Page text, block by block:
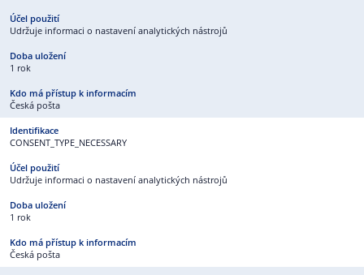
Udržuje informaci o nastavení analytických nástrojů
1 rok
Česká pošta
CONSENT_TYPE_NECESSARY
Udržuje informaci o nastavení analytických nástrojů
1 rok
Česká pošta